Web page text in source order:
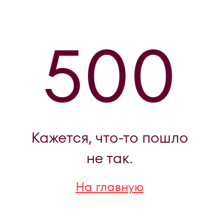
500
Кажется, что-то пошло
не так.
На главную